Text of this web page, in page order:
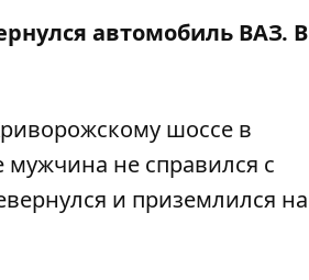
автомобиль ВАЗ. В
шоссе в
не справился с
и приземлился на